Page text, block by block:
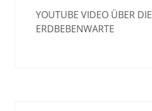
YOUTUBE VIDEO ÜBER DIE
ERDBEBENWARTE